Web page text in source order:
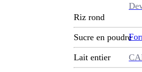
Riz rond
Sucre en poudre
Lait entier